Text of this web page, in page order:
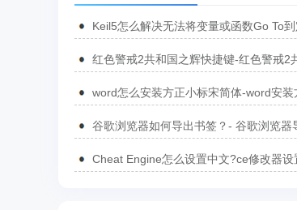
Keil5怎么解决无法将变量或函数Go To
红色警戒2共和国之辉快捷键-红色警戒2
word怎么安装方正小标宋简体-word安装
谷歌浏览器如何导出书签？- 谷歌浏览器
Cheat Engine怎么设置中文?ce修改器设